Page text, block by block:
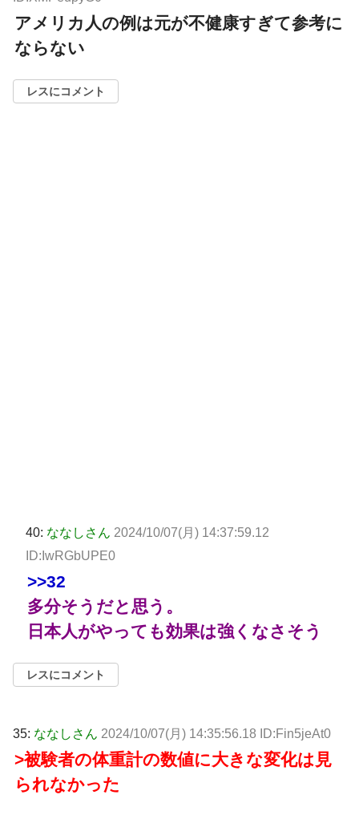
アメリカ人の例は元が不健康すぎて参考に
ならない
レスにコメント
40: ななしさん 2024/10/07(月) 14:37:59.12
ID:IwRGbUPE0
>>32
多分そうだと思う。
日本人がやっても効果は強くなさそう
レスにコメント
35: ななしさん 2024/10/07(月) 14:35:56.18 ID:Fin5jeAt0
>被験者の体重計の数値に大きな変化は見
られなかった